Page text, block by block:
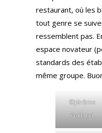
restaurant, où les
tout genre se
ressemblent pas.
espace novateur
standards des
même groupe.
©Jérôme
Galland